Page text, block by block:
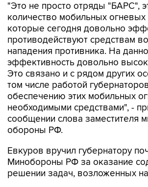
"Это не просто отряды "БАРС",
количество мобильных огневых
которые сегодня довольно
противодействуют средствам
нападения противника. На
эффективность довольно
Это связано и с рядом других
том числе работой
обеспечению этих мобильных
необходимыми средствами", -
сообщении слова заместителя
обороны РФ.
Евкуров вручил губернатору
Минобороны РФ за оказание
решении задач, возложенных